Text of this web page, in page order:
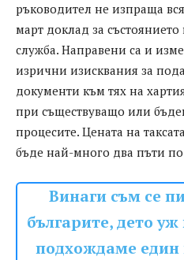
ръководител не изпраща
март доклад за
служба. Направени са и
изрични изисквания за
документи към тях на
при съществуващо или
процесите. Цената на
бъде най-много два пъти
Винаги съм се
българите, дето
подхождаме един